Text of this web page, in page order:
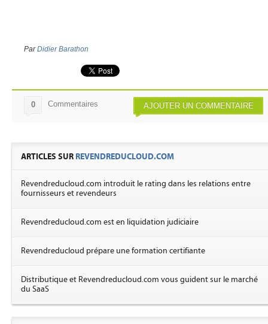
ParDidier Barathon
AJOUTER UN COMMENTAIRE
0 Commentaires
ARTICLES SUR REVENDREDUCLOUD.COM
Revendreducloud.com introduit le rating dans les relations entre
fournisseurs et revendeurs
Revendreducloud.com est en liquidation judiciaire
Revendreducloud prépare une formation certifiante
Distributique et Revendreducloud.com vous guident sur le marché
du SaaS